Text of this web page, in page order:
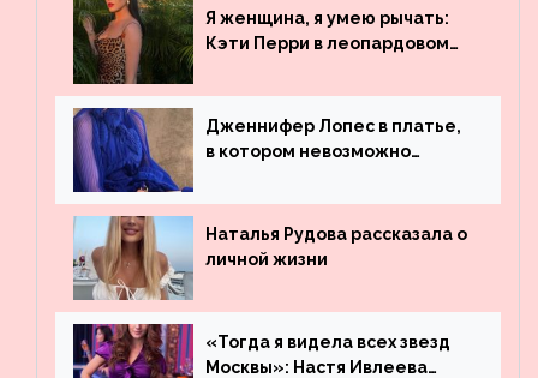
обогнали даже Джастина
Бибера
Я женщина, я умею рычать:
Кэти Перри в леопардовом
Дженнифер Лопес в платье,
в котором невозможно
Наталья Рудова рассказала о
личной жизни
«Тогда я видела всех звезд
Москвы»: Настя Ивлеева